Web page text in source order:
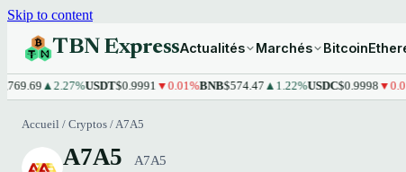
Skip to content
TBN ExpressActualités Marchés Bitcoin
▲2.27%USDT$0.9991▼0.01%BNB$574.47▲1.22%USDC$0.9998▼0.01%
Accueil / Cryptos / A7A5
A7A5 A7A5